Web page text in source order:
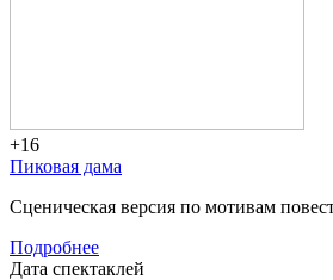
+16
Пиковая дама
Сценическая версия по мотивам
Подробнее
Дата спектаклей